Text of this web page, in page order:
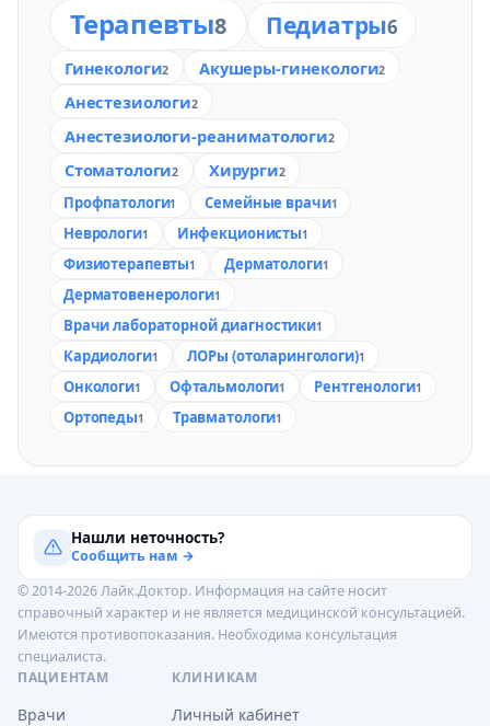
Терапевты8 Педиатры6
Гинекологи2 Акушеры-гинекологи2
Анестезиологи2
Анестезиологи-реаниматологи2
Стоматологи2 Хирурги2
Профпатологи1 Семейные врачи1
Неврологи1 Инфекционисты1
Физиотерапевты1 Дерматологи1
Дерматовенерологи1
Врачи лабораторной диагностики1
Кардиологи1 ЛОРы (отоларингологи)1
Онкологи1 Офтальмологи1 Рентгенологи1
Ортопеды1 Травматологи1
Нашли неточность?
Сообщить нам →
© 2014-2026 Лайк.Доктор. Информация на сайте носит
справочный характер и не является медицинской консультацией.
Имеются противопоказания. Необходима консультация
специалиста.
ПАЦИЕНТАМ
Врачи
КЛИНИКАМ
Личный кабинет